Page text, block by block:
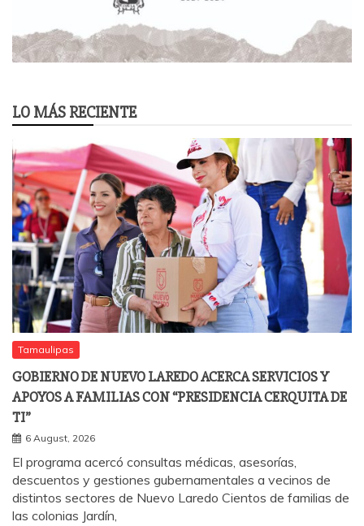
LO MÁS RECIENTE
Tamaulipas
GOBIERNO DE NUEVO LAREDO ACERCA SERVICIOS Y
APOYOS A FAMILIAS CON “PRESIDENCIA CERQUITA DE
TI”
6 August, 2026
El programa acercó consultas médicas, asesorías,
descuentos y gestiones gubernamentales a vecinos de
distintos sectores de Nuevo Laredo Cientos de familias de
las colonias Jardín,